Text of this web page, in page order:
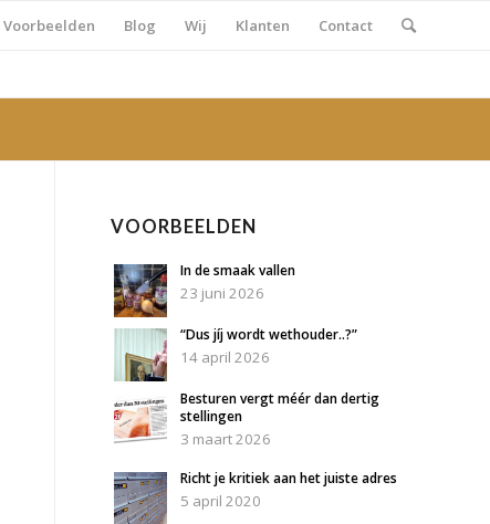
Voorbeelden Blog Wij Klanten Contact
VOORBEELDEN
In de smaak vallen
23 juni 2026
“Dus jíj wordt wethouder..?”
14 april 2026
Besturen vergt méér dan dertig
stellingen
3 maart 2026
Richt je kritiek aan het juiste adres
5 april 2020